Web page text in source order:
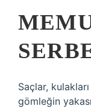
Saçlar,
gömleğin